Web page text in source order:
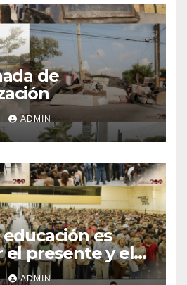
de
ADMIN
es
el presente y el
ADMIN